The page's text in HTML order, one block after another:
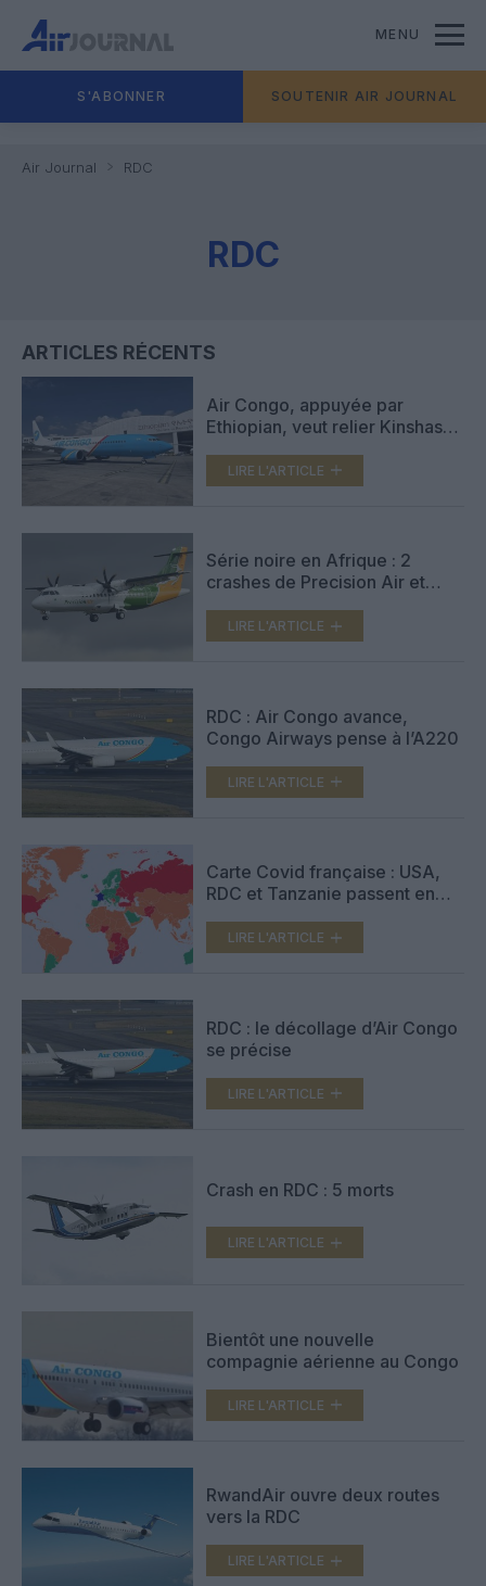
MENU
S'ABONNER SOUTENIR AIR JOURNAL
Air Journal RDC
RDC
ARTICLES RÉCENTS
Air Congo, appuyée par
Ethiopian, veut relier Kinshasa
LIRE L'ARTICLE
Série noire en Afrique : 2
crashes de Precision Air et
LIRE L'ARTICLE
RDC : Air Congo avance,
Congo Airways pense à l’A220
LIRE L'ARTICLE
Carte Covid française : USA,
RDC et Tanzanie passent en
LIRE L'ARTICLE
RDC : le décollage d’Air Congo
se précise
LIRE L'ARTICLE
Crash en RDC : 5 morts
LIRE L'ARTICLE
Bientôt une nouvelle
compagnie aérienne au Congo
LIRE L'ARTICLE
RwandAir ouvre deux routes
vers la RDC
LIRE L'ARTICLE